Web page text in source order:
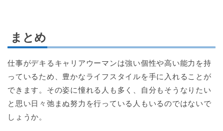
まとめ
仕事がデキるキャリアウーマンは強い個性や高い能力を持
っているため、豊かなライフスタイルを手に入れることが
できます。その姿に憧れる人も多く、自分もそうなりたい
と思い日々弛まぬ努力を行っている人もいるのではないで
しょうか。